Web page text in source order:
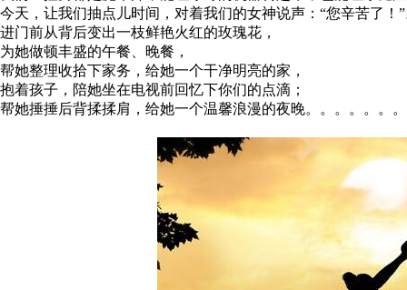
今天，让我们抽点儿时间，对着我们的女神说声：“您辛苦了！
进门前从背后变出一枝鲜艳火红的玫瑰花，
为她做顿丰盛的午餐、晚餐，
帮她整理收拾下家务，给她一个干净明亮的家，
抱着孩子，陪她坐在电视前回忆下你们的点滴；
帮她捶捶后背揉揉肩，给她一个温馨浪漫的夜晚。。。。。。。